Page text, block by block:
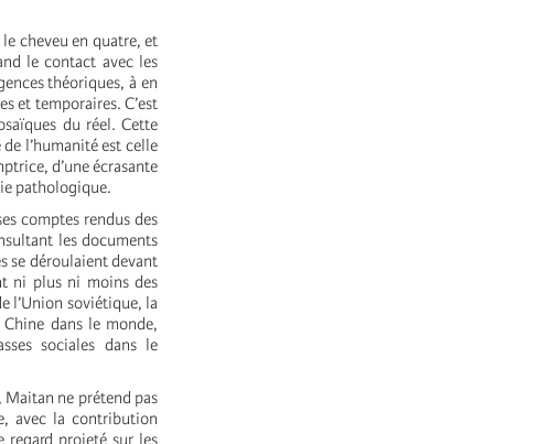
cheveu en quatre, et
le contact avec les
théoriques, à en
et temporaires. C’est
du réel. Cette
l’humanité est celle
d’une écrasante
pathologique.
comptes rendus des
les documents
se déroulaient devant
ni plus ni moins des
l’Union soviétique, la
dans le monde,
sociales dans le
ne prétend pas
avec la contribution